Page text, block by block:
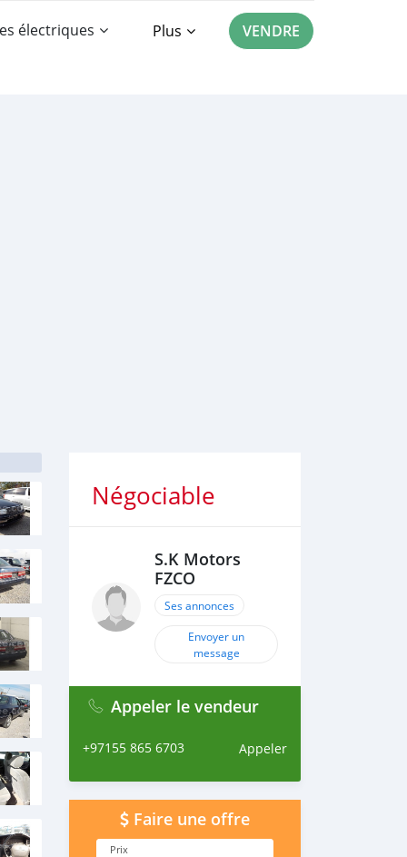
électriques Plus VENDRE
Négociable
S.K Motors
FZCO
Ses annonces
Envoyer un
message
Appeler le vendeur
+97155 865 6703 Appeler
Faire une offre
Prix